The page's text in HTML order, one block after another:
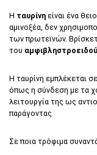
Η ταυρίνη είναι ένα
αμινοξέα, δεν
των πρωτεϊνών.
του
Η ταυρίνη εμπλέκεται
όπως η σύνδεση με τα
λειτουργία της ως
παράγοντας
Σε ποια τρόφιμα